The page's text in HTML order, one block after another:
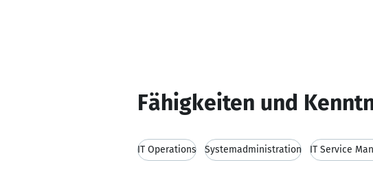
Fähigkeiten und
IT Operations Systemadministration IT Service